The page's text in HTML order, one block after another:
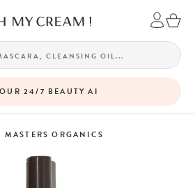
24/7 BEAUTY AI
MASTERS ORGANICS